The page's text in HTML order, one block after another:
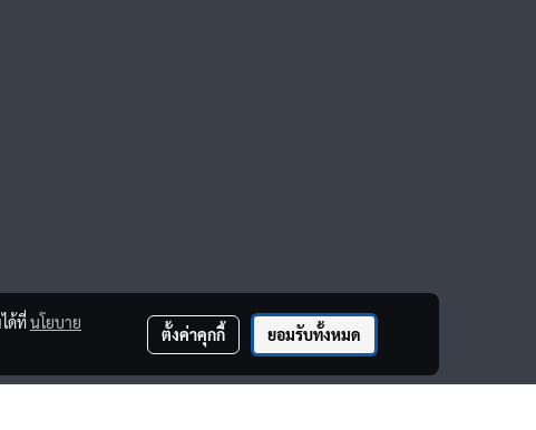
ด้ที่นโยบาย
ตั้งค่าคุกกี้ ยอมรับทั้งหมด